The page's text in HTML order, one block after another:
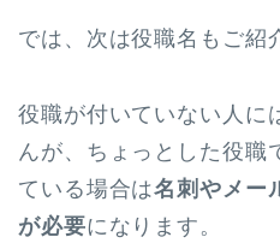
では、次は役職名もご紹
役職が付いていない人に
んが、ちょっとした役職
ている場合は名刺やメー
が必要になります。